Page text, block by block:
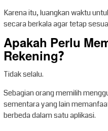
Karena itu, luangkan waktu
secara berkala agar tetap
Apakah Perlu
Rekening?
Tidak selalu.
Sebagian orang memilih
sementara yang lain
berbeda dalam satu aplikasi.